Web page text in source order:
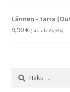
-
Lännen - tarra
9,90€ (sis. alv 25,5%)
Haku: